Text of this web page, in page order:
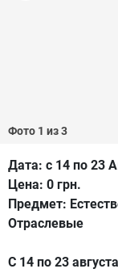
Фото 1 из 3
Дата: с 14 по 23
Цена: 0 грн.
Предмет:
Отраслевые
С 14 по 23